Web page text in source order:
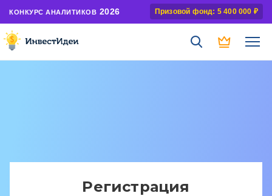
КОНКУРС АНАЛИТИКОВ 2026 Призовой фонд: 5 400 000 ₽
Регистрация